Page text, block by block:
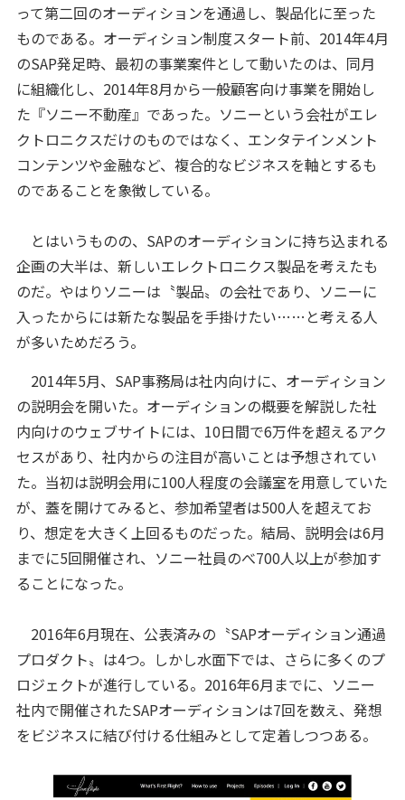
って第二回のオーディションを通過し、製品化に至った
ものである。オーディション制度スタート前、2014年4月
のSAP発足時、最初の事業案件として動いたのは、同月
に組織化し、2014年8月から一般顧客向け事業を開始し
た『ソニー不動産』であった。ソニーという会社がエレ
クトロニクスだけのものではなく、エンタテインメント
コンテンツや金融など、複合的なビジネスを軸とするも
のであることを象徴している。
とはいうものの、SAPのオーディションに持ち込まれる
企画の大半は、新しいエレクトロニクス製品を考えたも
のだ。やはりソニーは〝製品〟の会社であり、ソニーに
入ったからには新たな製品を手掛けたい……と考える人
が多いためだろう。
2014年5月、SAP事務局は社内向けに、オーディション
の説明会を開いた。オーディションの概要を解説した社
内向けのウェブサイトには、10日間で6万件を超えるアク
セスがあり、社内からの注目が高いことは予想されてい
た。当初は説明会用に100人程度の会議室を用意していた
が、蓋を開けてみると、参加希望者は500人を超えてお
り、想定を大きく上回るものだった。結局、説明会は6月
までに5回開催され、ソニー社員のべ700人以上が参加す
ることになった。
2016年6月現在、公表済みの〝SAPオーディション通過
プロダクト〟は4つ。しかし水面下では、さらに多くのプ
ロジェクトが進行している。2016年6月までに、ソニー
社内で開催されたSAPオーディションは7回を数え、発想
をビジネスに結び付ける仕組みとして定着しつつある。